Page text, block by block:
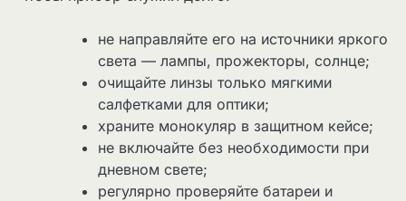
не направляйте его на источники яркого
света — лампы, прожекторы, солнце;
очищайте линзы только мягкими
салфетками для оптики;
храните монокуляр в защитном кейсе;
не включайте без необходимости при
дневном свете;
регулярно проверяйте батареи и